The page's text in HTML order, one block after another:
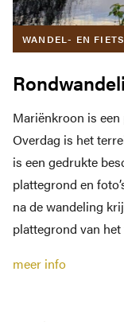
WANDEL- EN
Mariënkroon is
Overdag is het
is een gedrukte
plattegrond en
na de wandeling
plattegrond van
meer info